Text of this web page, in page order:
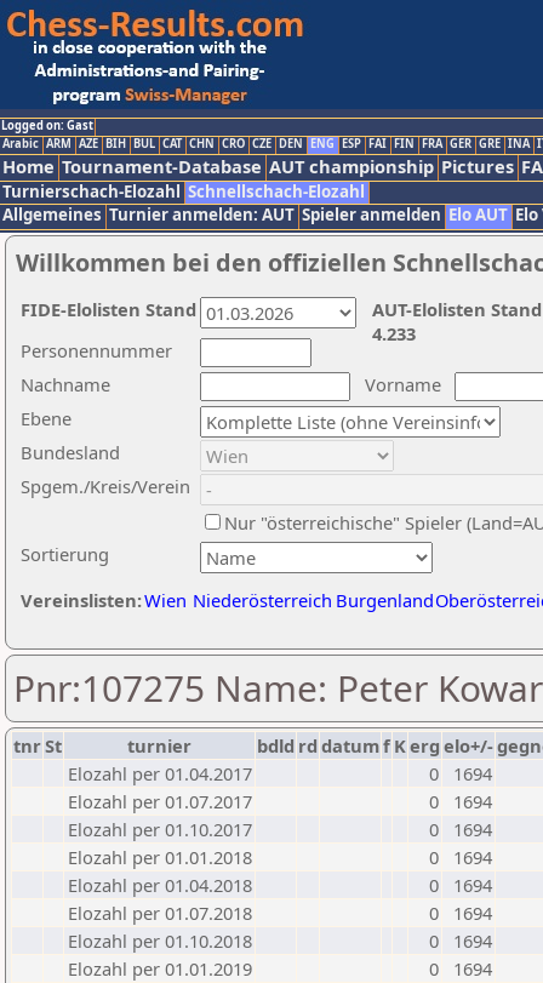
Logged on: Gast
Arabic ARM AZE BIH BUL CAT CHN CRO CZE DEN ENG ESP FAI FIN FRA GER GRE INA
Home Tournament-Database AUT championship Pictures
Turnierschach-Elozahl Schnellschach-Elozahl
Allgemeines Turnier anmelden: AUT Spieler anmelden Elo AUT
Willkommen bei den offiziellen
Nachname
Vorname
Ebene
Sortierung
Personennummer
Bundesland
Spgem./Kreis/Verein
Nur "österreichische" Spieler
Vereinslisten:Wien Niederösterreich Burgenland
AUT-Elolisten
4.233
FIDE-Elolisten Stand
Pnr:107275 Name: Peter
tnrSt turnier bdld rd datumf Kerg elo+/-
Elozahl per 01.04.2017
0
1694
Elozahl per 01.07.2017
0
1694
Elozahl per 01.10.2017
0
1694
Elozahl per 01.01.2018
0
1694
Elozahl per 01.04.2018
0
1694
Elozahl per 01.07.2018
0
1694
Elozahl per 01.10.2018
0
1694
Elozahl per 01.01.2019
0
1694